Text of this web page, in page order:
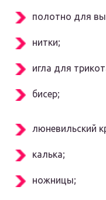
полотно для
нитки;
игла для
бисер;
люневильский
калька;
ножницы;